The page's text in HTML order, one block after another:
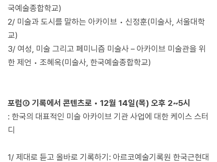
국예술종합학교)
2/ 미술과 도시를 말하는 아카이브 • 신정훈(미술사, 서울대학
교)
3/ 여성, 미술 그리고 페미니즘 미술사 – 아카이브 미술관을 위
한 제언 • 조혜옥(미술사, 한국예술종합학교)
포럼③ 기록에서 콘텐츠로 • 12월 14일(목) 오후 2~5시
: 한국의 대표적인 미술 아카이브 기관 사업에 대한 케이스 스터
디
1/ 제대로 듣고 올바로 기록하기: 아르코예술기록원 한국근현대